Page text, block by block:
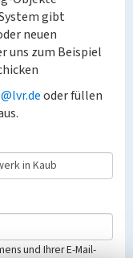
gibt
neuen
uns zum Beispiel
oder füllen
und Ihrer E-Mail-